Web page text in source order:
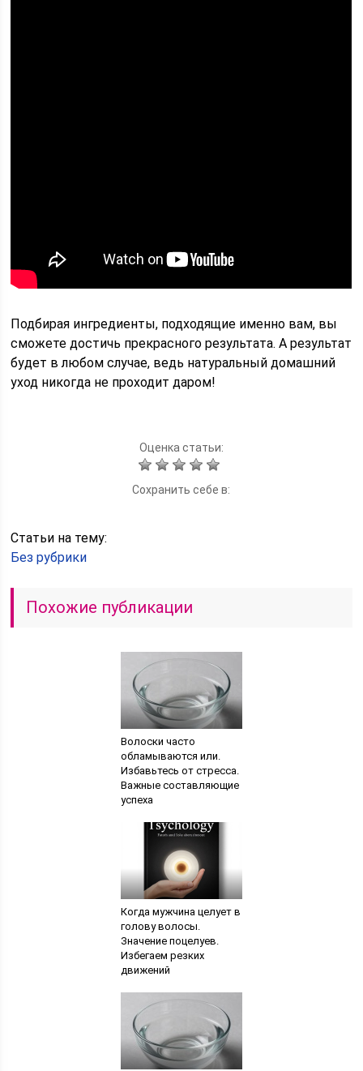
Подбирая ингредиенты, подходящие именно вам, вы
сможете достичь прекрасного результата. А результат
будет в любом случае, ведь натуральный домашний
уход никогда не проходит даром!
Оценка статьи:
Сохранить себе в:
Статьи на тему:
Без рубрики
Похожие публикации
Волоски часто
обламываются или.
Избавьтесь от стресса.
Важные составляющие
успеха
Когда мужчина целует в
голову волосы.
Значение поцелуев.
Избегаем резких
движений